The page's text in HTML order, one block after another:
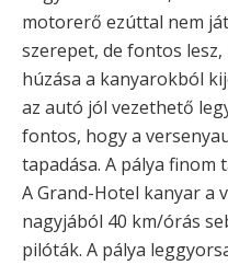
motorerő ezúttal nem
szerepet, de fontos
húzása a kanyarokból
az autó jól vezethető
fontos, hogy a
tapadása. A pálya finom
A Grand-Hotel kanyar a
nagyjából 40 km/órás
pilóták. A pálya